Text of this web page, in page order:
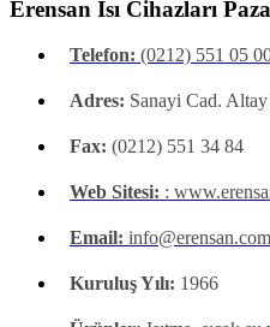
Erensan Isı Cihazları
Telefon: (0212) 551 05
Adres: Sanayi Cad.
Fax: (0212) 551 34 84
Web Sitesi: :
Email:
Kuruluş Yılı: 1966